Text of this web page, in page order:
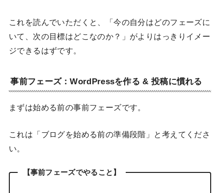
これを読んでいただくと、「今の自分はどのフェーズに
いて、次の目標はどこなのか？」がよりはっきりイメー
ジできるはずです。
事前フェーズ：WordPressを作る & 投稿に慣れる
まずは始める前の事前フェーズです。
これは「ブログを始める前の準備段階」と考えてくださ
い。
【事前フェーズでやること 】